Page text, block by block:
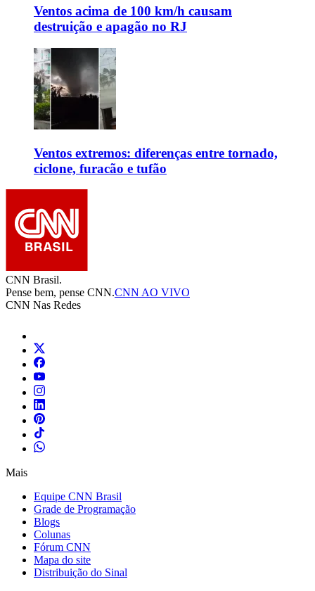
Ventos acima de 100 km/h causam
destruição e apagão no RJ
Ventos extremos: diferenças entre tornado,
ciclone, furacão e tufão
CNN Brasil.
Pense bem, pense CNN.CNN AO VIVO
CNN Nas Redes
Mais
Equipe CNN Brasil
Grade de Programação
Blogs
Colunas
Fórum CNN
Mapa do site
Distribuição do Sinal